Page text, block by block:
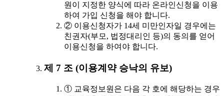
원이 지정한 양식에 따라 온라인신청을 이용
하여 가입 신청을 해야 합니다.
② 이용신청자가 14세 미만인자일 경우에는
친권자(부모, 법정대리인 등)의 동의를 얻어
이용신청을 하여야 합니다.
제 7 조 (이용계약 승낙의 유보)
① 교육정보원은 다음 각 호에 해당하는 경우